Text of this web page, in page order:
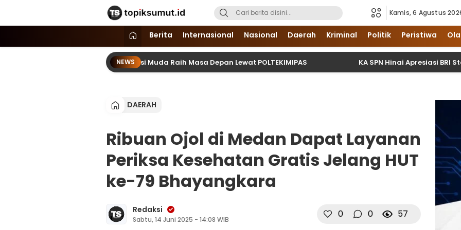
Topik Sumut
Memberitakan Seputar Informasi di Sumatera Utara dan Nasional
Kamis, 6 Agustus
Berita Internasional Nasional Daerah Kriminal Politik Peristiwa
NEWS
ke Sekolah, Ajak Generasi Muda Raih Masa Depan Lewat POLTEKIMIPAS KA SPN Hinai Apresiasi BRI Stabat
DAERAH
Ribuan Ojol di Medan Dapat Layanan
Periksa Kesehatan Gratis Jelang HUT
ke-79 Bhayangkara
Redaksi
Sabtu, 14 Juni 2025 - 14:08 WIB 0 0 57